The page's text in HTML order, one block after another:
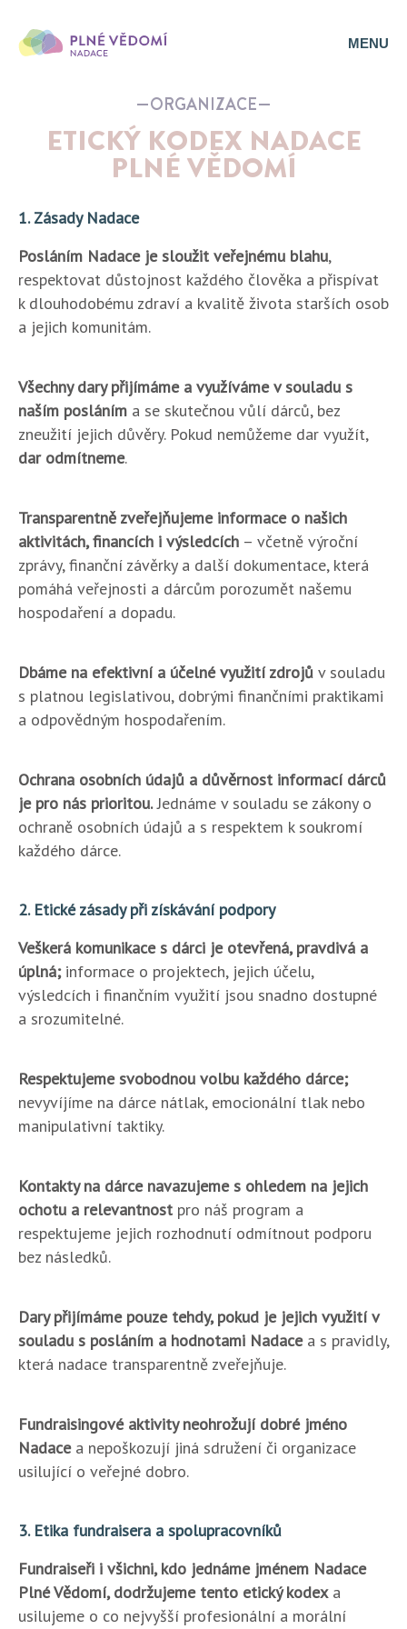
MENU
ORGANIZACE
ETICKÝ KODEX NADACE
PLNÉ VĚDOMÍ
1. Zásady Nadace
Posláním Nadace je sloužit veřejnému blahu,
respektovat důstojnost každého člověka a přispívat
k dlouhodobému zdraví a kvalitě života starších osob
a jejich komunitám.
Všechny dary přijímáme a využíváme v souladu s
naším posláním a se skutečnou vůlí dárců, bez
zneužití jejich důvěry. Pokud nemůžeme dar využít,
dar odmítneme.
Transparentně zveřejňujeme informace o našich
aktivitách, financích i výsledcích – včetně výroční
zprávy, finanční závěrky a další dokumentace, která
pomáhá veřejnosti a dárcům porozumět našemu
hospodaření a dopadu.
Dbáme na efektivní a účelné využití zdrojů v souladu
s platnou legislativou, dobrými finančními praktikami
a odpovědným hospodařením.
Ochrana osobních údajů a důvěrnost informací dárců
je pro nás prioritou.Jednáme v souladu se zákony o
ochraně osobních údajů a s respektem k soukromí
každého dárce.
2. Etické zásady při získávání podpory
Veškerá komunikace s dárci je otevřená, pravdivá a
úplná;informace o projektech, jejich účelu,
výsledcích i finančním využití jsou snadno dostupné
a srozumitelné.
Respektujeme svobodnou volbu každého dárce;
nevyvíjíme na dárce nátlak, emocionální tlak nebo
manipulativní taktiky.
Kontakty na dárce navazujeme s ohledem na jejich
ochotu a relevantnost pro náš program a
respektujeme jejich rozhodnutí odmítnout podporu
bez následků.
Dary přijímáme pouze tehdy, pokud je jejich využití v
souladu s posláním a hodnotami Nadacea s pravidly,
která nadace transparentně zveřejňuje.
Fundraisingové aktivity neohrožují dobré jméno
Nadacea nepoškozují jiná sdružení či organizace
usilující o veřejné dobro.
3. Etika fundraisera a spolupracovníků
Fundraiseři i všichni, kdo jednáme jménem Nadace
Plné Vědomí, dodržujeme tento etický kodexa
usilujeme o co nejvyšší profesionální a morální